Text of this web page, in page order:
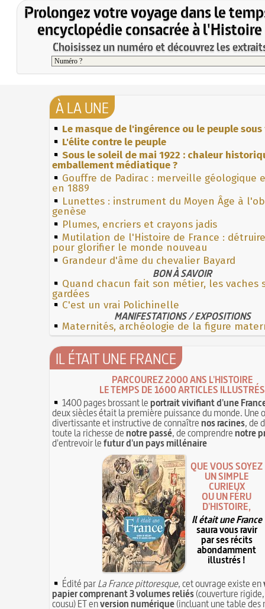
Prolongez votre voyage dans le
encyclopédie consacrée à l'Histoire
Choisissez un numéro et découvrez les
À LA UNE
Le masque de l'ingérence ou le peuple
L'élite contre le peuple
Sous le soleil de mai 1922 : chaleur
emballement médiatique ?
Gouffre de Padirac : merveille géologique
en 1889
Lunettes : instrument du Moyen Âge à
genèse
Plumes, encriers et crayons jadis
Mutilation de l'Histoire de France :
pour glorifier le monde nouveau
Grandeur d'âme du chevalier Bayard
BON À SAVOIR
Quand chacun fait son métier, les vaches
gardées
C'est un vrai Polichinelle
MANIFESTATIONS / EXPOSITIONS
Maternités, archéologie de la figure
IL ÉTAIT UNE FRANCE
PARCOUREZ 2000 ANS L'HISTOIRE
LE TEMPS DE 1600 ARTICLES ILLUSTRÉS
1400 pages brossant leportrait vivifiant d'une
deux siècles était la première puissance du monde. Une
divertissante et instructive de connaîtrenos racines, de
toute la richesse denotre passé, de comprendrenotre
d'entrevoir lefutur d'un pays millénaire
QUE VOUS SOYEZ
UN SIMPLE
CURIEUX
OU UN FÉRU
D'HISTOIRE,
Il était une France
saura vous ravir
par ses récits
abondamment
illustrés !
Édité parLa France pittoresque, cet ouvrage existe en
papier comprenant 3 volumes reliés(couverture
cousu) ET enversion numérique(incluant une table des